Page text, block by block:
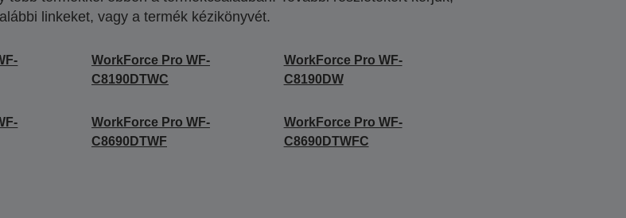
linkeket, vagy a termék kézikönyvét.
WorkForce Pro WF-
C8190DTWC
WorkForce Pro WF-
C8190DW
WorkForce Pro WF-
C8690DTWF
WorkForce Pro WF-
C8690DTWFC